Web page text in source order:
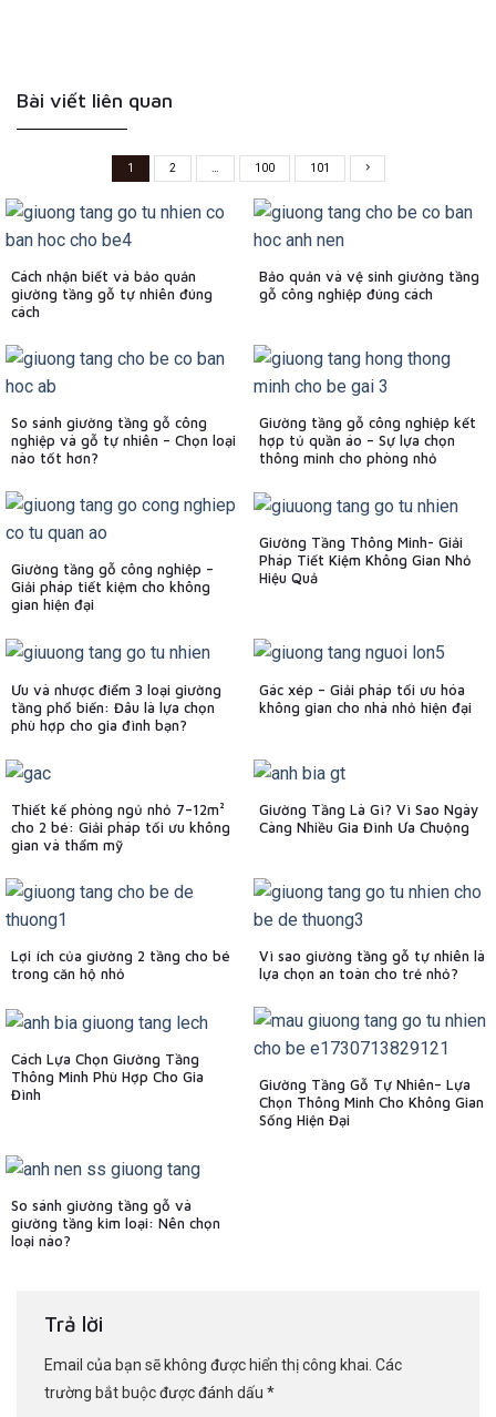
Bài viết liên quan
1 2 100 101
Cách nhận biết và bảo quản
giường tầng gỗ tự nhiên đúng
cách
Bảo quản và vệ sinh giường tầng
gỗ công nghiệp đúng cách
So sánh giường tầng gỗ công
nghiệp và gỗ tự nhiên – Chọn loại
nào tốt hơn?
Giường tầng gỗ công nghiệp kết
hợp tủ quần áo – Sự lựa chọn
thông minh cho phòng nhỏ
Giường tầng gỗ công nghiệp –
Giải pháp tiết kiệm cho không
gian hiện đại
Giường Tầng Thông Minh- Giải
Pháp Tiết Kiệm Không Gian Nhỏ
Hiệu Quả
Ưu và nhược điểm 3 loại giường
tầng phổ biến: Đâu là lựa chọn
phù hợp cho gia đình bạn?
Gác xép – Giải pháp tối ưu hóa
không gian cho nhà nhỏ hiện đại
Thiết kế phòng ngủ nhỏ 7–12m²
cho 2 bé: Giải pháp tối ưu không
gian và thẩm mỹ
Giường Tầng Là Gì? Vì Sao Ngày
Càng Nhiều Gia Đình Ưa Chuộng
Lợi ích của giường 2 tầng cho bé
trong căn hộ nhỏ
Vì sao giường tầng gỗ tự nhiên là
lựa chọn an toàn cho trẻ nhỏ?
Cách Lựa Chọn Giường Tầng
Thông Minh Phù Hợp Cho Gia
Đình
Giường Tầng Gỗ Tự Nhiên– Lựa
Chọn Thông Minh Cho Không Gian
Sống Hiện Đại
So sánh giường tầng gỗ và
giường tầng kim loại: Nên chọn
loại nào?
Trả lời
Email của bạn sẽ không được hiển thị công khai. Các
trường bắt buộc được đánh dấu *